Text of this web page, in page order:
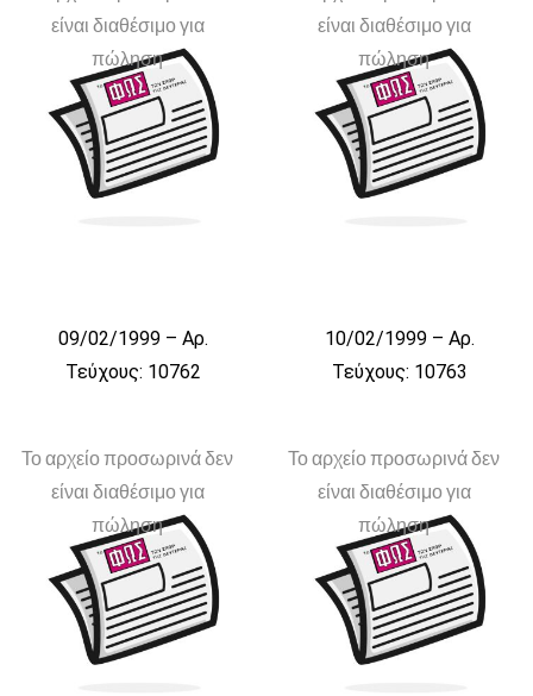
είναι διαθέσιμο για
πώληση
09/02/1999 – Αρ.
Τεύχους: 10762
είναι διαθέσιμο για
πώληση
10/02/1999 – Αρ.
Τεύχους: 10763
Το αρχείο προσωρινά δεν
είναι διαθέσιμο για
πώληση
Το αρχείο προσωρινά δεν
είναι διαθέσιμο για
πώληση